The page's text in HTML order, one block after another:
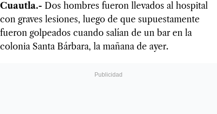
Cuautla.- Dos hombres fueron llevados al hospital
con graves lesiones, luego de que supuestamente
fueron golpeados cuando salían de un bar en la
colonia Santa Bárbara, la mañana de ayer.